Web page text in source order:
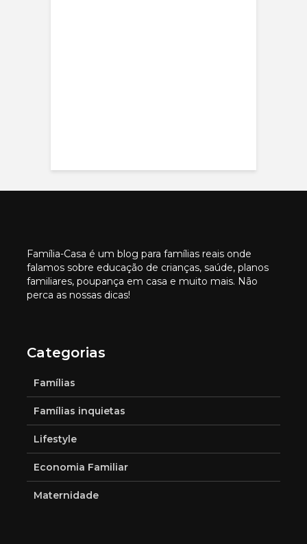
Família-Casa é um blog para famílias reais onde
falamos sobre educação de crianças, saúde, planos
familiares, poupança em casa e muito mais. Não
perca as nossas dicas!
Categorias
Famílias
Famílias inquietas
Lifestyle
Economia Familiar
Maternidade